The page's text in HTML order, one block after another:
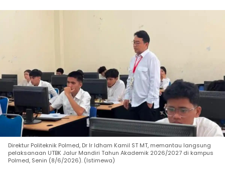
Direktur Politeknik Polmed, Dr Ir Idham Kamil ST MT, memantau langsung
pelaksanaan UTBK Jalur Mandiri Tahun Akademik 2026/2027 di kampus
Polmed, Senin (8/6/2026). (Istimewa)